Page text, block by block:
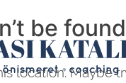
be
location. Maybe